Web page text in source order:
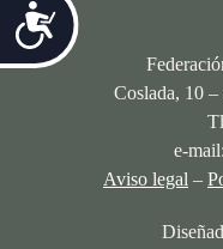
Accesibilidad
Coslada, 10
e-mail:
Aviso legal –